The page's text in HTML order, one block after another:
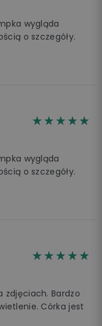
wygląda
o szczegóły.
☆☆☆☆☆
★★★★★
wygląda
o szczegóły.
☆☆☆☆☆
★★★★★
zdjęciach. Bardzo
Córka jest